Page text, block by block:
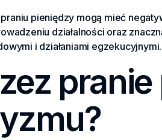
pieniędzy mogą mieć
działalności oraz
i działaniami egzekucyjnymi.